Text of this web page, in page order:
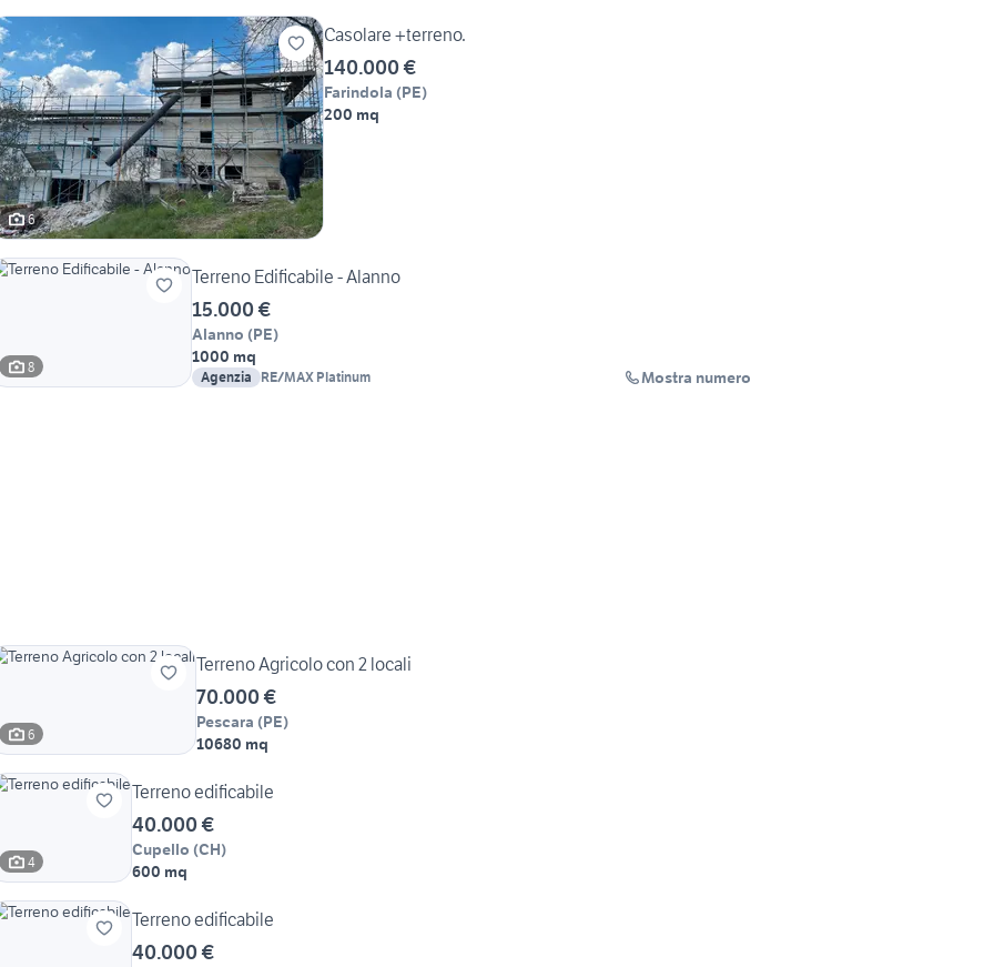
6
Casolare +terreno.
140.000 €
Farindola (PE)
200 mq
8
Terreno Edificabile - Alanno
15.000 €
Alanno (PE)
1000 mq
Agenzia RE/MAX Platinum Mostra numero
6
Terreno Agricolo con 2 locali
70.000 €
Pescara (PE)
10680 mq
4
Terreno edificabile
40.000 €
Cupello (CH)
600 mq
Terreno edificabile
40.000 €